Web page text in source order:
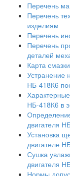
Перечень
Перечень
изделиям
Перечень
Перечень
деталей
Карта
Устранение
НБ-418К6
НБ-418К6 в
двигателя
Установка
двигателе
Сушка
двигателя
Нормы